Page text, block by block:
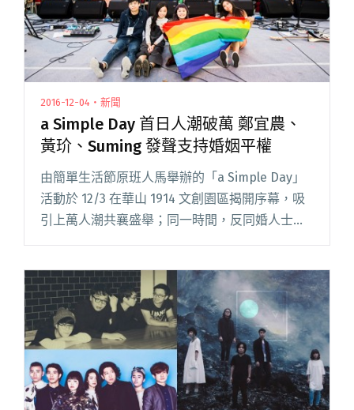
2016-12-04・新聞
a Simple Day 首日人潮破萬 鄭宜農、
黃玠、Suming 發聲支持婚姻平權
由簡單生活節原班人馬舉辦的「a Simple Day」
活動於 12/3 在華山 1914 文創園區揭開序幕，吸
引上萬人潮共襄盛舉；同一時間，反同婚人士穿
Su閱讀全文 "a Simple Day 首日人潮破萬 鄭宜
農、黃玠、Suming 發聲支持婚姻平權"